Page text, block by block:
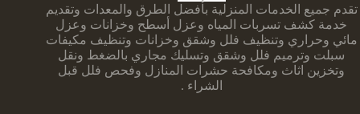
تقدم جميع الخدمات المنزلية بأفضل الطرق والمعدات وتقديم
خدمة كشف تسربات المياه وعزل أسطح وخزانات وعزل
مائي وحراري وتنظيف فلل وشقق وخزانات وتنظيف مكيفات
سبلت وترميم فلل وشقق وتسليك مجاري بالضغط ونقل
وتخزين اثاث ومكافحة حشرات المنازل وفحص فلل قبل
الشراء .